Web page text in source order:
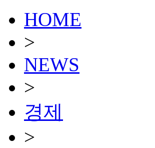
HOME
>
NEWS
>
경제
>